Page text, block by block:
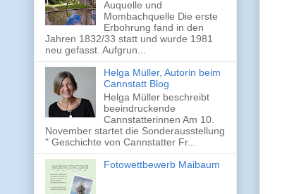
Auquelle und
Mombachquelle Die erste
Erbohrung fand in den
Jahren 1832/33 statt und wurde 1981
neu gefasst. Aufgrun...
Helga Müller, Autorin beim
Cannstatt Blog
Helga Müller beschreibt
beeindruckende
Cannstatterinnen Am 10.
November startet die Sonderausstellung
" Geschichte von Cannstatter Fr...
Fotowettbewerb Maibaum